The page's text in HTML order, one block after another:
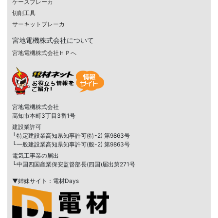
ケースブレーカ
切削工具
サーキットブレーカ
宮地電機株式会社について
宮地電機株式会社ＨＰへ
宮地電機株式会社
高知市本町3丁目3番1号
建設業許可
└特定建設業高知県知事許可(特-2) 第9863号
└一般建設業高知県知事許可(般-2) 第9863号
電気工事業の届出
└中国四国産業保安監督部長(四国)届出第271号
▼姉妹サイト：電材Days